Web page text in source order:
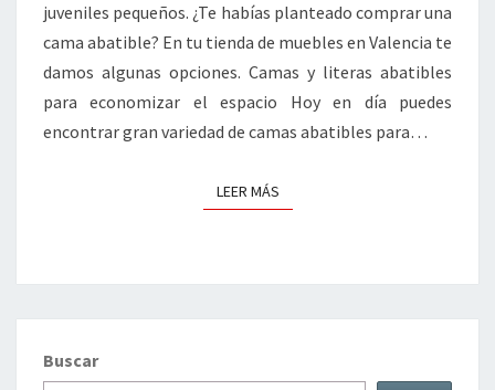
juveniles pequeños. ¿Te habías planteado comprar una
cama abatible? En tu tienda de muebles en Valencia te
damos algunas opciones. Camas y literas abatibles
para economizar el espacio Hoy en día puedes
encontrar gran variedad de camas abatibles para…
LEER MÁSLEER MÁS
Buscar